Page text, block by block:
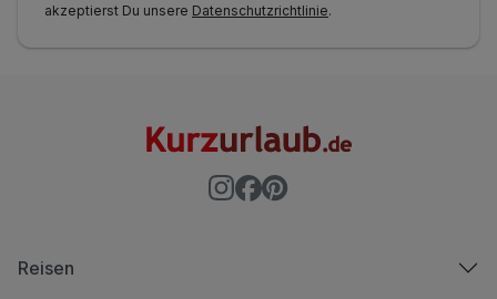
akzeptierst Du unsere Datenschutzrichtlinie.
Reisen